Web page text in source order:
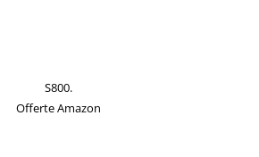
S800.
Offerte Amazon